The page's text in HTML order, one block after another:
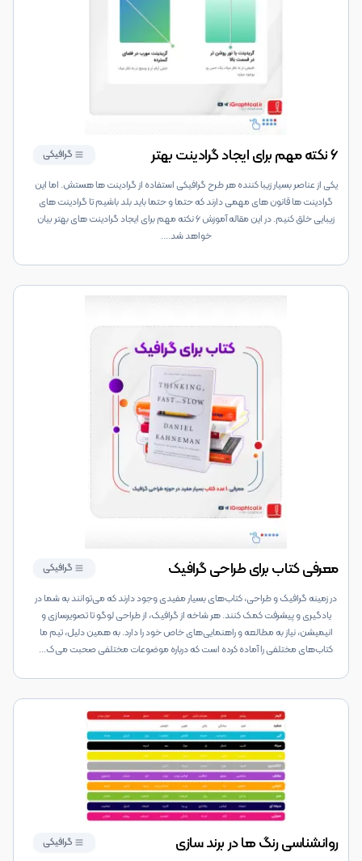
۶ نکته مهم برای ایجاد گرادینت بهتر گرافیکی
یکی از عناصر بسیار زیبا کننده هر طرح گرافیکی استفاده از گرادینت ها هستش. اما این
گرادینت ها قانون های مهمی دارند که حتما و حتما باید بلد باشیم تا گرادینت های
زیبایی خلق کنیم. در این مقاله آموزش ۶ نکته مهم برای ایجاد گرادینت های بهتر بیان
خواهد شد....
معرفی کتاب برای طراحی گرافیک گرافیکی
در زمینه گرافیک و طراحی، کتاب‌های بسیار مفیدی وجود دارند که می‌توانند به شما در
یادگیری و پیشرفت کمک کنند. هر شاخه از گرافیک، از طراحی لوگو تا تصویرسازی و
انیمیشن، نیاز به مطالعه و راهنمایی‌های خاص خود را دارد. به همین دلیل، تیم ما
کتاب‌های مختلفی را آماده کرده است که درباره موضوعات مختلفی صحبت می‌ک...
روانشناسی رنگ ها در برند سازی گرافیکی